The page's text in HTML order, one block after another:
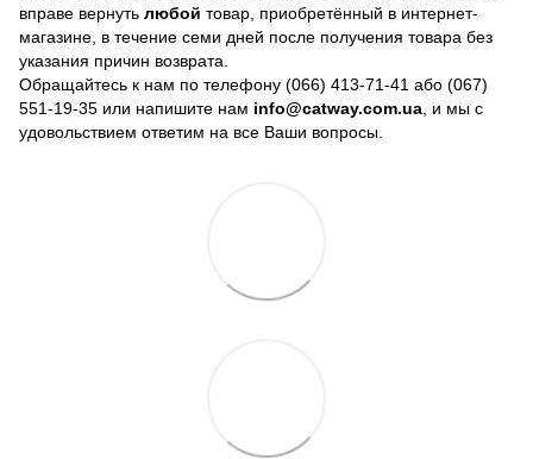
вправе вернуть любой товар, приобретённый в интернет-
магазине, в течение семи дней после получения товара без
указания причин возврата.
Обращайтесь к нам по телефону (066) 413-71-41 або (067)
551-19-35 или напишите нам info@catway.com.ua , и мы с
удовольствием ответим на все Ваши вопросы.